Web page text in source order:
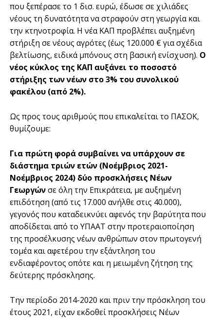
που ξεπέρασε το 1 δισ. ευρώ, έδωσε σε χιλιάδες
νέους τη δυνατότητα να στραφούν στη γεωργία και
την κτηνοτροφία. Η νέα ΚΑΠ προβλέπει αυξημένη
στήριξη σε νέους αγρότες (έως 120.000 € για σχέδια
βελτίωσης, ειδικά μπόνους στη βασική ενίσχυση). Ο
νέος κύκλος της ΚΑΠ αυξάνει το ποσοστό
στήριξης των νέων στο 3% του συνολικού
φακέλου (από 2%).
Ως προς τους αριθμούς που επικαλείται το ΠΑΣΟΚ,
θυμίζουμε:
Για πρώτη φορά συμβαίνει να υπάρχουν σε
διάστημα τριών ετών (Νοέμβριος 2021-
Νοέμβριος 2024) δύο προσκλήσεις Νέων
Γεωργώνσε όλη την Επικράτεια, με αυξημένη
επιδότηση (από τις 17.000 ανήλθε στις 40.000),
γεγονός που καταδεικνύει αφενός την βαρύτητα που
αποδίδεται από το ΥΠΑΑΤ στην προτεραιοποίηση
της προσέλκυσης νέων ανθρώπων στον πρωτογενή
τομέα και αφετέρου την εξάντληση του
ενδιαφέροντος οπότε και η μειωμένη ζήτηση της
δεύτερης πρόσκλησης.
Την περίοδο 2014-2020 και πριν την πρόσκληση του
έτους 2021, είχαν εκδοθεί προσκλήσεις Νέων